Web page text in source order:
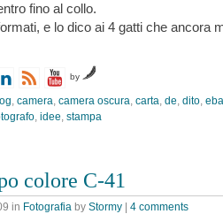
fino al collo.
e lo dico ai 4 gatti che ancora
by
camera camera oscura carta de dito
idee stampa
colore C-41
in Fotografia by Stormy | 4 comments